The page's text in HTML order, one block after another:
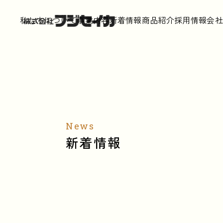
私たちについて事業内容新着情報商品紹介採用情報会
News
新着情報